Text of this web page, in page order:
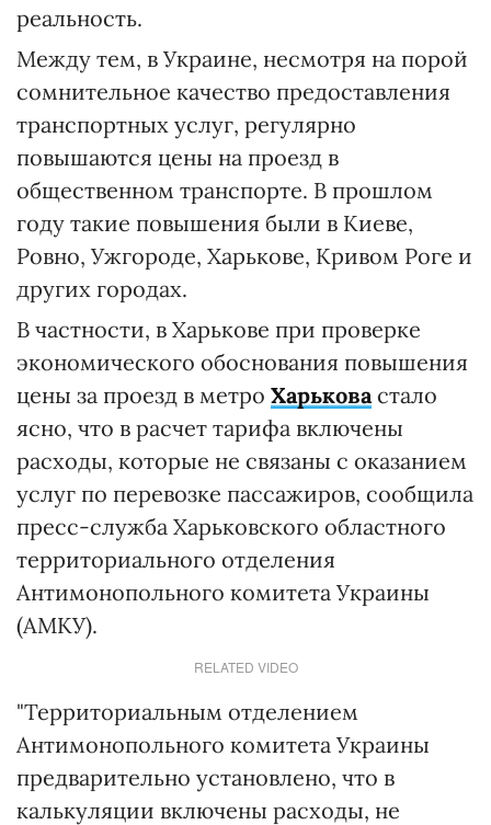
реальность.
Между тем, в Украине, несмотря на порой
сомнительное качество предоставления
транспортных услуг, регулярно
повышаются цены на проезд в
общественном транспорте. В прошлом
году такие повышения были в Киеве,
Ровно, Ужгороде, Харькове, Кривом Роге и
других городах.
В частности, в Харькове при проверке
экономического обоснования повышения
цены за проезд в метро Харькова стало
ясно, что в расчет тарифа включены
расходы, которые не связаны с оказанием
услуг по перевозке пассажиров, сообщила
пресс-служба Харьковского областного
территориального отделения
Антимонопольного комитета Украины
(АМКУ).
RELATED VIDEO
"Территориальным отделением
Антимонопольного комитета Украины
предварительно установлено, что в
калькуляции включены расходы, не